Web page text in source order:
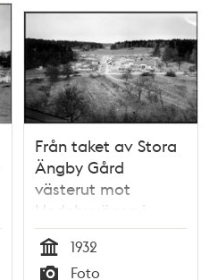
Från taket av Stora
Ängby Gård
västerut mot
Hedebyvägen i
Ängby
småstugeområde
som är under
Tid
1932
Foto